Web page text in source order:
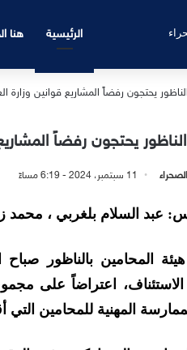
الرئيسية هنا
يحتجون رفضاً
11 سبتمبر، 2024 - 6:19 مساءً
عبد السلام بلغربي ، محمد
اعتراضاً على
المهنية للمحامين التي